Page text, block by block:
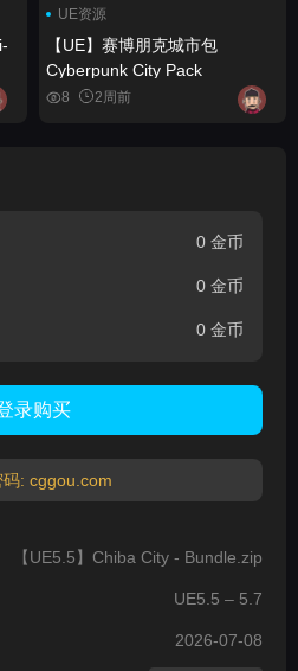
UE资源
【UE】赛博朋克城市包
Cyberpunk City Pack
8 2周前
0 金币
0 金币
0 金币
录购买
: cggou.com
【UE5.5】Chiba City - Bundle.zip
UE5.5 – 5.7
2026-07-08